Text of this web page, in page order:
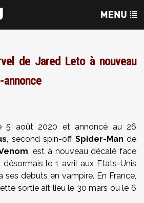
de Jared Leto à nouveau
annonce
5 août 2020 et annoncé au 26
, second spin-off Spider-Man de
, est à nouveau décalé face
le 1 avril aux Etats-Unis
ses débuts en vampire. En France,
sortie ait lieu le 30 mars ou le 6